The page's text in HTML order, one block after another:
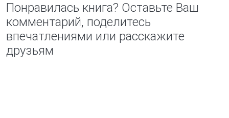
Понравилась книга? Оставьте Ваш
комментарий, поделитесь
впечатлениями или расскажите
друзьям